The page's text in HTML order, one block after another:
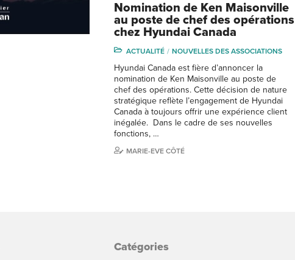
Nomination de Ken Maisonville
au poste de chef des opérations
chez Hyundai Canada
ACTUALITÉ NOUVELLES DES ASSOCIATIONS
Hyundai Canada est fière d’annoncer la
nomination de Ken Maisonville au poste de
chef des opérations. Cette décision de nature
stratégique reflète l’engagement de Hyundai
Canada à toujours offrir une expérience client
inégalée. Dans le cadre de ses nouvelles
fonctions, …
MARIE-EVE CÔTÉ
Catégories